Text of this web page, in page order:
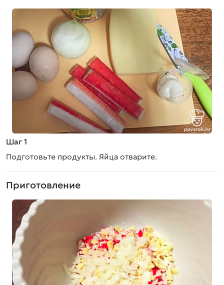
Шаг 1
Подготовьте продукты. Яйца отварите.
Приготовление